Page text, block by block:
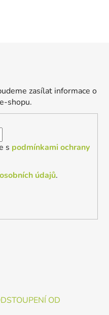
zasílat informace o
shopu.
s podmínkami ochrany
údajů.
OD